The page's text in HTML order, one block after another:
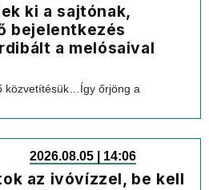
ki a sajtónak,
bejelentkezés
a melósaival
közvetítésük…Így őrjöng a
2026.08.05 | 14:06
az ivóvízzel, be kell